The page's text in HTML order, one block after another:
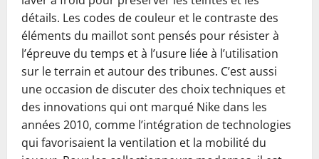
détails. Les codes de couleur et le contraste des
éléments du maillot sont pensés pour résister à
l’épreuve du temps et à l’usure liée à l’utilisation
sur le terrain et autour des tribunes. C’est aussi
une occasion de discuter des choix techniques et
des innovations qui ont marqué Nike dans les
années 2010, comme l’intégration de technologies
qui favorisaient la ventilation et la mobilité du